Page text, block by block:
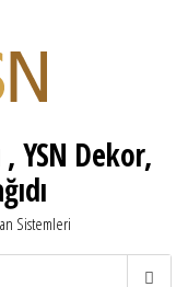
YSN Dekor,
Sistemleri